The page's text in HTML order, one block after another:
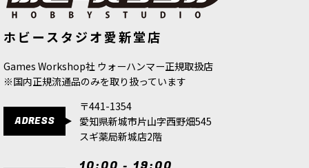
塞”の君主、ヴォルドライ王子
2点
ゲーム「ウォーハンマー：エイジ・オヴ・シグマ
シタデルミニチュア1体。アーミーの中心となる巨
大なセンターピースはコレクター必見の一体。飛
行するモンスターユニッ…
ープキン 日本語版 [87-01 ]
ゥ・ダークネス 日本語版
ホビースタジオ愛新堂店
Games Workshop社 ウォーハンマー正規取扱店
※国内正規流通品のみを取り扱っています
ADRESS
〒441-1354
愛知県新城市片山字西野畑545
スギ薬局新城店2階